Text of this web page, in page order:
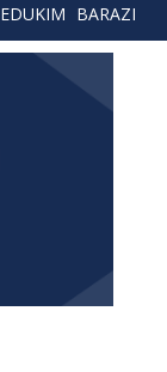
EDUKIM BARAZI